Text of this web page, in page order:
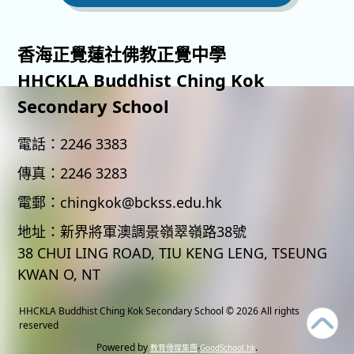
香海正覺蓮社佛教正覺中學
HHCKLA Buddhist Ching Kok
Secondary School
電話： 2246 3383
傳真： 2246 3283
電郵： chingkok@bckss.edu.hk
地址： 新界將軍澳調景嶺翠嶺路38號
38 CHUI LING ROAD, TIU KENG LENG, TSEUNG
KWAN O, NT
HHCKLA Buddhist Ching Kok Secondary School © 2026 All rights
reserved
Powered by 教育傳媒集團 ‧GoodSchool.hk.